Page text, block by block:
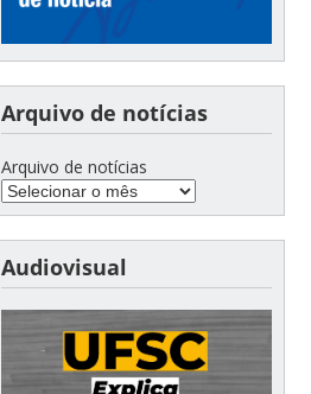
Arquivo de notícias
Arquivo de notícias
Audiovisual